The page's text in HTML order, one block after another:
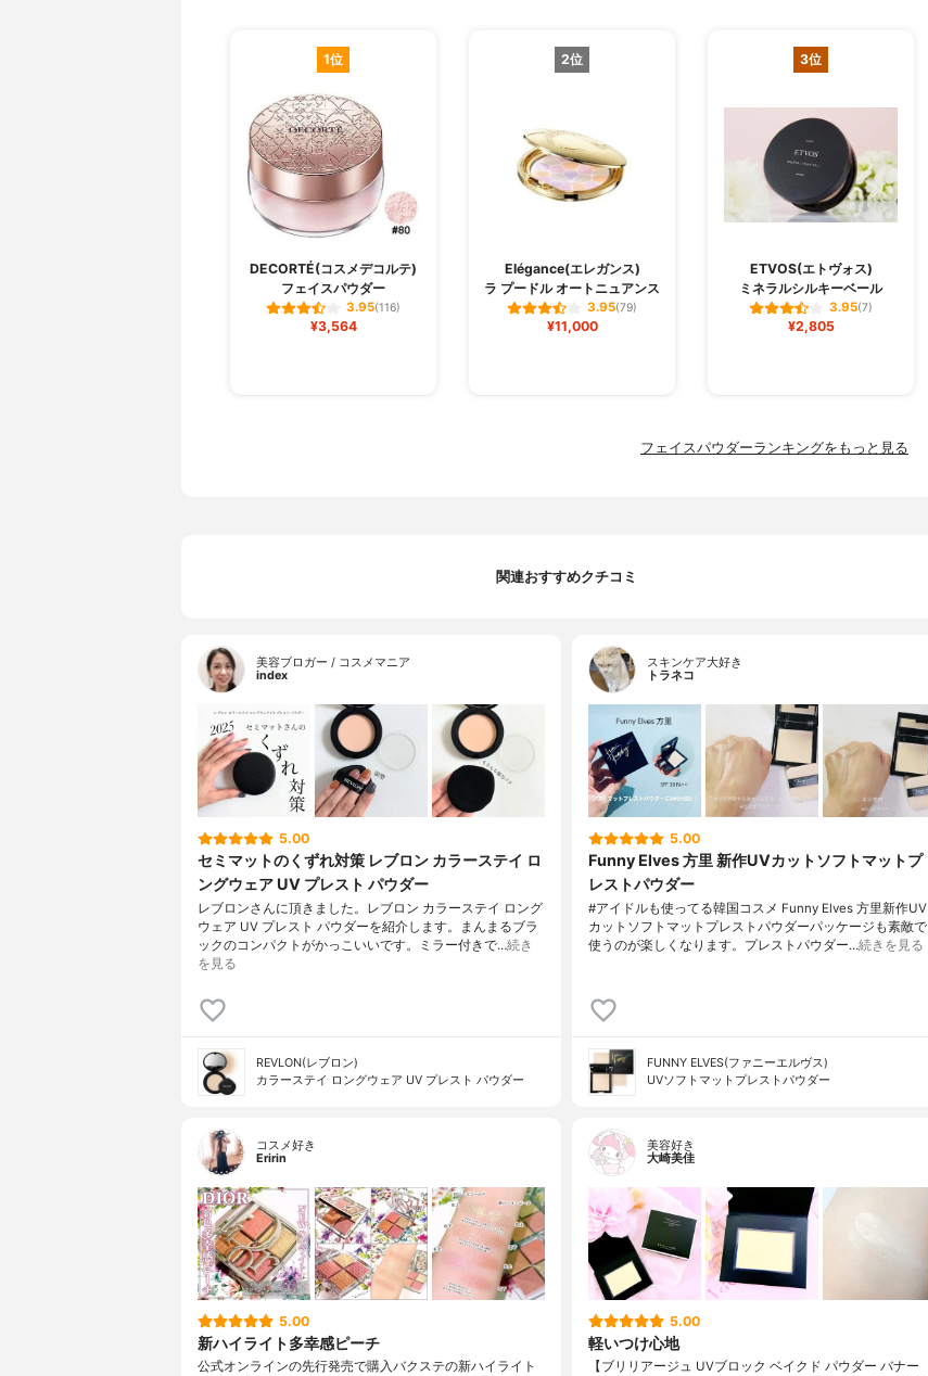
1位
DECORTÉ(コスメデコルテ)
フェイスパウダー
3.95(116)
¥3,564
2位
Elégance(エレガンス)
ラ プードル オートニュアンス
3.95(79)
¥11,000
3位
ETVOS(エトヴォス)
ミネラルシルキーベール
3.95(7)
¥2,805
フェイスパウダーランキングをもっと見る
関連おすすめクチコミ
美容ブロガー / コスメマニア
index
5.00
セミマットのくずれ対策 レブロン カラーステイ ロ
ングウェア UV プレスト パウダー
レブロンさんに頂きました。レブロン カラーステイ ロング
ウェア UV プレスト パウダーを紹介します。まんまるブラ
ックのコンパクトがかっこいいです。ミラー付きで…続き
を見る
REVLON(レブロン)
カラーステイ ロングウェア UV プレスト パウダー
スキンケア大好き
トラネコ
5.00
Funny Elves 方里 新作UVカットソフトマットプ
レストパウダー
#アイドルも使ってる韓国コスメ Funny Elves 方里新作UV
カットソフトマットプレストパウダーパッケージも素敵で
使うのが楽しくなります。プレストパウダー…続きを見る
FUNNY ELVES(ファニーエルヴス)
UVソフトマットプレストパウダー
コスメ好き
Eririn
5.00
新ハイライト多幸感ピーチ
公式オンラインの先行発売で購入バクステの新ハイライト
美容好き
大崎美佳
5.00
軽いつけ心地
【ブリリアージュ UVブロック ベイクド パウダー バナー